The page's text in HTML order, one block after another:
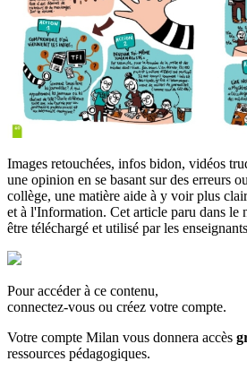
Images retouchées, infos bidon, vidéos
une opinion en se basant sur des erreurs
collège, une matière aide à y voir plus
et à l'Information. Cet article paru dans le
être téléchargé et utilisé par les enseignants
Pour accéder à ce contenu,
connectez-vous ou créez votre compte.
Votre compte Milan vous donnera accès
ressources pédagogiques.